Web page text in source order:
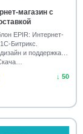
сети
магазин с
EPIR: Интернет-
Битрикс.
и поддержка
↓ 50